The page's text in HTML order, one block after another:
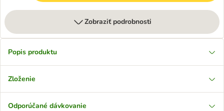
Zobraziť podrobnosti
Popis produktu
Zloženie
Odporúčané dávkovanie